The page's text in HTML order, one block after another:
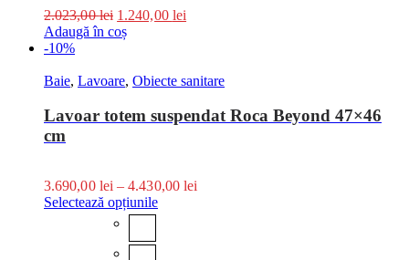
2.023,00lei 1.240,00 lei
Adaugă în coș
-10%
Baie, Lavoare, Obiecte sanitare
Lavoar totem suspendat Roca Beyond 47×46
cm
3.690,00 lei –4.430,00 lei
Selectează opțiunile